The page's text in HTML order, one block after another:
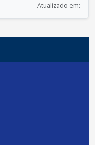
Atualizado em: